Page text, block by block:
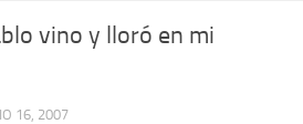
vino y lloró en mi
16, 2007